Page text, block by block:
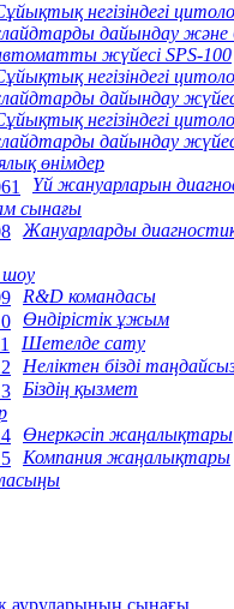
негізіндегі
дайындау және
жүйесі SPS-100
негізіндегі
дайындау
негізіндегі
дайындау
өнімдер
Үй жануарларын
сынағы
Жануарларды
шоу
R&D командасы
Өндірістік ұжым
Шетелде сату
Неліктен бізді
Біздің қызмет
Өнеркәсіп жаңалықтары
Компания жаңалықтары